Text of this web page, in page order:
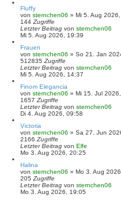
Fluffy
von sternchen06 » Mi 5. Aug
144 Zugriffe
Letzter Beitrag von sternchen06
Mi 5. Aug 2026, 19:39
Frauen
von sternchen06 » So 21. Jan
512835 Zugriffe
Letzter Beitrag von sternchen06
Mi 5. Aug 2026, 14:37
Finom Elegancia
von sternchen06 » Mi 15. Jul
1657 Zugriffe
Letzter Beitrag von sternchen06
Di 4. Aug 2026, 09:58
Victoria
von sternchen06 » Sa 27. Jun
2166 Zugriffe
Letzter Beitrag von Elfe
Mo 3. Aug 2026, 20:25
Halina
von sternchen06 » Mo 3. Aug
205 Zugriffe
Letzter Beitrag von sternchen06
Mo 3. Aug 2026, 19:05